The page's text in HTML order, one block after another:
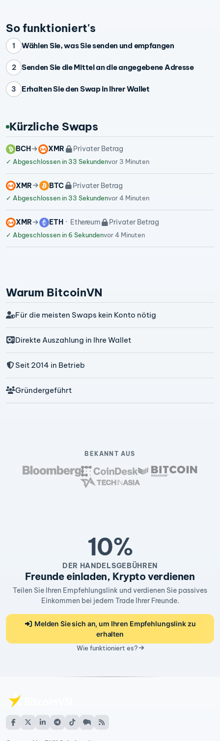
So funktioniert's
1 Wählen Sie, was Sie senden und empfangen
2 Senden Sie die Mittel an die angegebene Adresse
3 Erhalten Sie den Swap in Ihrer Wallet
Kürzliche Swaps
BCH XMR Privater Betrag
✓ Abgeschlossen in 33 Sekundenvor 3 Minuten
XMR BTC Privater Betrag
✓ Abgeschlossen in 33 Sekundenvor 4 Minuten
XMR ETH Ethereum Privater Betrag
✓ Abgeschlossen in 6 Sekundenvor 4 Minuten
Warum BitcoinVN
Für die meisten Swaps kein Konto nötig
Direkte Auszahlung in Ihre Wallet
Seit 2014 in Betrieb
Gründergeführt
BEKANNT AUS
10%
DER HANDELSGEBÜHREN
Freunde einladen, Krypto verdienen
Teilen Sie Ihren Empfehlungslink und verdienen Sie passives
Einkommen bei jedem Trade Ihrer Freunde.
Melden Sie sich an, um Ihren Empfehlungslink zu
erhalten
Wie funktioniert es?